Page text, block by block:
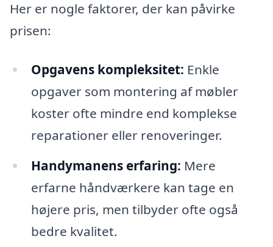
Her er nogle faktorer, der kan påvirke
prisen:
Opgavens kompleksitet: Enkle
opgaver som montering af møbler
koster ofte mindre end komplekse
reparationer eller renoveringer.
Handymanens erfaring: Mere
erfarne håndværkere kan tage en
højere pris, men tilbyder ofte også
bedre kvalitet.